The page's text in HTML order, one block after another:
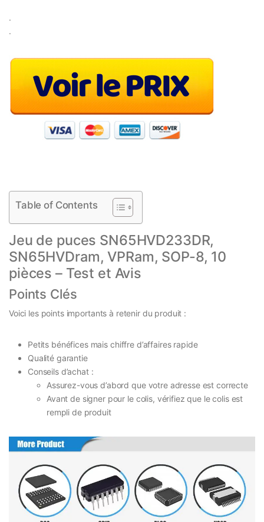
.
.
Table of Contents
Jeu de puces SN65HVD233DR,
SN65HVDram, VPRam, SOP-8, 10
pièces – Test et Avis
Points Clés
Voici les points importants à retenir du produit :
Petits bénéfices mais chiffre d’affaires rapide
Qualité garantie
Conseils d’achat :
Assurez-vous d’abord que votre adresse est correcte
Avant de signer pour le colis, vérifiez que le colis est
rempli de produit